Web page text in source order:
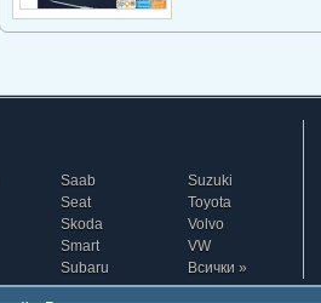
Saab
Seat
Skoda
Smart
Subaru
Suzuki
Toyota
Volvo
VW
Всички »